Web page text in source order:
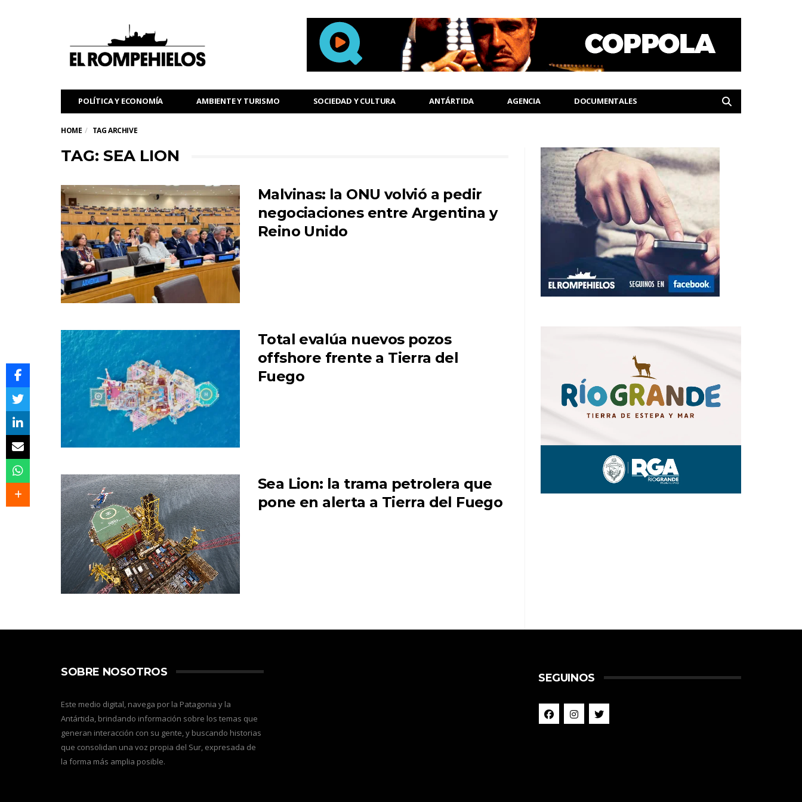
POLÍTICA Y ECONOMÍA AMBIENTE Y TURISMO SOCIEDAD Y CULTURA ANTÁRTIDA AGENCIA DOCUMENTALES
HOME TAG ARCHIVE
TAG: SEA LION
Malvinas: la ONU volvió a pedir
negociaciones entre Argentina y
Reino Unido
Total evalúa nuevos pozos
offshore frente a Tierra del
Fuego
Sea Lion: la trama petrolera que
pone en alerta a Tierra del Fuego
SOBRE NOSOTROS
Este medio digital, navega por la Patagonia y la
Antártida, brindando información sobre los temas que
generan interacción con su gente, y buscando historias
que consolidan una voz propia del Sur, expresada de
la forma más amplia posible.
SEGUINOS